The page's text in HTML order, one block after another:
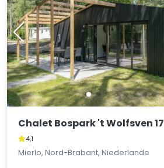
Chalet Bospark 't Wolfsven 17
4,1
Mierlo, Nord-Brabant, Niederlande